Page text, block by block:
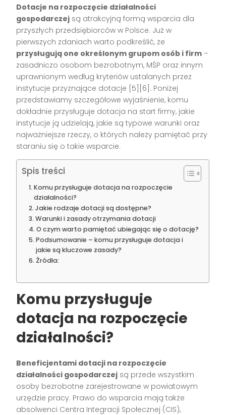
Dotacje na rozpoczęcie działalności
gospodarczej są atrakcyjną formą wsparcia dla
przyszłych przedsiębiorców w Polsce. Już w
pierwszych zdaniach warto podkreślić, że
przysługują one określonym grupom osób i firm –
zasadniczo osobom bezrobotnym, MŚP oraz innym
uprawnionym według kryteriów ustalanych przez
instytucje przyznające dotacje [5][6] . Poniżej
przedstawiamy szczegółowe wyjaśnienie, komu
dokładnie przysługuje dotacja na start firmy, jakie
instytucje ją udzielają, jakie są typowe warunki oraz
najważniejsze rzeczy, o których należy pamiętać przy
staraniu się o takie wsparcie.
Spis treści
Komu przysługuje dotacja na rozpoczęcie
działalności?
Jakie rodzaje dotacji są dostępne?
Warunki i zasady otrzymania dotacji
O czym warto pamiętać ubiegając się o dotację?
Podsumowanie – komu przysługuje dotacja i
jakie są kluczowe zasady?
Źródła:
Komu przysługuje
dotacja na rozpoczęcie
działalności?
Beneficjentami dotacji na rozpoczęcie
działalności gospodarczej są przede wszystkim
osoby bezrobotne zarejestrowane w powiatowym
urzędzie pracy. Prawo do wsparcia mają także
absolwenci Centra Integracji Społecznej (CIS),